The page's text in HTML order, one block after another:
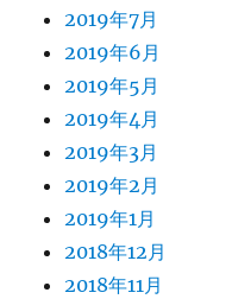
2019年7月
2019年6月
2019年5月
2019年4月
2019年3月
2019年2月
2019年1月
2018年12月
2018年11月